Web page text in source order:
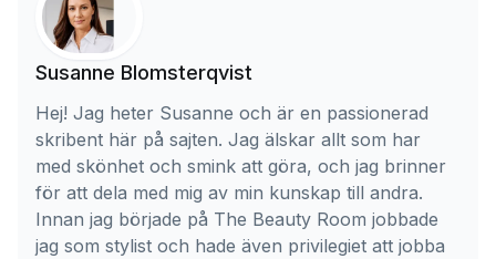
Susanne Blomsterqvist
Hej! Jag heter Susanne och är en passionerad
skribent här på sajten. Jag älskar allt som har
med skönhet och smink att göra, och jag brinner
för att dela med mig av min kunskap till andra.
Innan jag började på The Beauty Room jobbade
jag som stylist och hade även privilegiet att jobba